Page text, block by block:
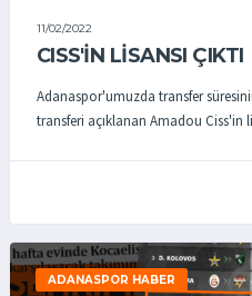
11/02/2022
CISS'İN LİSANSI ÇIKTI
Adanaspor'umuzda transfer
transferi açıklanan Amadou Ciss'in
ADANASPOR HABER